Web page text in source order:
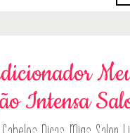
Intensa